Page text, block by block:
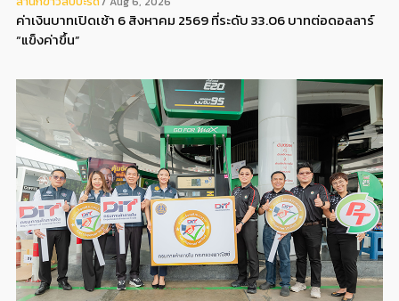
ค่าเงินบาทเปิดเช้า 6 สิงหาคม 2569 ที่ระดับ 33.06 บาทต่อดอลลาร์
“แข็งค่าขึ้น”